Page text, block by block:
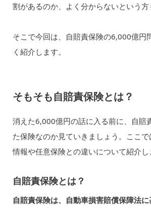
割があるのか、よく分からないという方
そこで今回は、自賠責保険の6,000億円
く紹介します。
そもそも自賠責保険とは？
消えた6,000億円の話に入る前に、自賠
た保険なのか見ていきましょう。ここ
情報や任意保険との違いについて紹介し
自賠責保険とは？
自賠責保険は、自動車損害賠償保障法